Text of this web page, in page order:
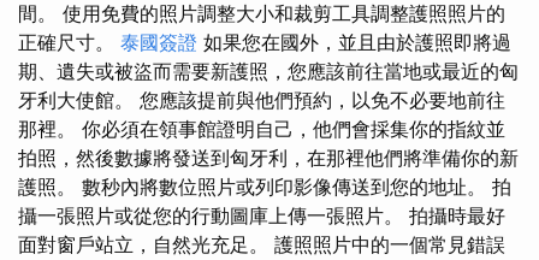
間。 使用免費的照片調整大小和裁剪工具調整護照照片的
正確尺寸。 泰國簽證 如果您在國外，並且由於護照即將過
期、遺失或被盜而需要新護照，您應該前往當地或最近的匈
牙利大使館。 您應該提前與他們預約，以免不必要地前往
那裡。 你必須在領事館證明自己，他們會採集你的指紋並
拍照，然後數據將發送到匈牙利，在那裡他們將準備你的新
護照。 數秒內將數位照片或列印影像傳送到您的地址。 拍
攝一張照片或從您的行動圖庫上傳一張照片。 拍攝時最好
面對窗戶站立，自然光充足。 護照照片中的一個常見錯誤